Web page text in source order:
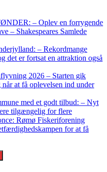
– Oplev en forrygende
– Shakespeares Samlede
– Rekordmange
det er fortsat en attraktion også
2026 – Starten gik
at få oplevelsen ind under
med et godt tilbud: – Nyt
tilgængelig for flere
Rømø Fiskeriforening
for at få